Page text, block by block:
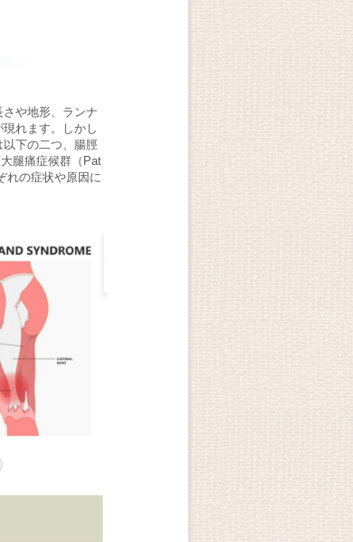
や地形、ランナ
れます。しかし
下の二つ、腸脛
腿痛症候群（Pat
れの症状や原因に